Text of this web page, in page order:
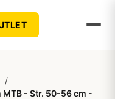
/
- Str. 50-56 cm -